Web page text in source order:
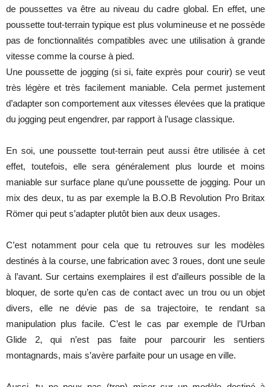
de poussettes va être au niveau du cadre global. En effet, une
poussette tout-terrain typique est plus volumineuse et ne possède
pas de fonctionnalités compatibles avec une utilisation à grande
vitesse comme la course à pied.
Une poussette de jogging (si si, faite exprès pour courir) se veut
très légère et très facilement maniable. Cela permet justement
d’adapter son comportement aux vitesses élevées que la pratique
du jogging peut engendrer, par rapport à l’usage classique.
En soi, une poussette tout-terrain peut aussi être utilisée à cet
effet, toutefois, elle sera généralement plus lourde et moins
maniable sur surface plane qu’une poussette de jogging. Pour un
mix des deux, tu as par exemple la B.O.B Revolution Pro Britax
Römer qui peut s’adapter plutôt bien aux deux usages.
C’est notamment pour cela que tu retrouves sur les modèles
destinés à la course, une fabrication avec 3 roues, dont une seule
à l’avant. Sur certains exemplaires il est d’ailleurs possible de la
bloquer, de sorte qu’en cas de contact avec un trou ou un objet
divers, elle ne dévie pas de sa trajectoire, te rendant sa
manipulation plus facile. C’est le cas par exemple de l’Urban
Glide 2, qui n’est pas faite pour parcourir les sentiers
montagnards, mais s’avère parfaite pour un usage en ville.